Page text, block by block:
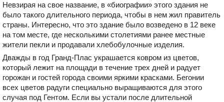
Невзирая на свое название, в «биографии» этого здания не
было такого длительного периода, чтобы в нем жил правитель
страны. Интересно, что это здание было возведено в 12 веке
на том месте, где несколькими столетиями ранее местные
жители пекли и продавали хлебобулочные изделия.
Дважды в год Гранд-Плас украшается ковром из цветов,
который лежит на площади в течение трех дней и радует
горожан и гостей города своими яркими красками. Бегонии
всех цветов радуги специально выращиваются для этого
случая под Гентом. Если вы устали после длительной